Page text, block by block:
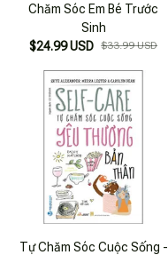
Chăm Sóc Em Bé Trước
Sinh
$24.99 USD $33.99 USD
Tự Chăm Sóc Cuộc Sống -